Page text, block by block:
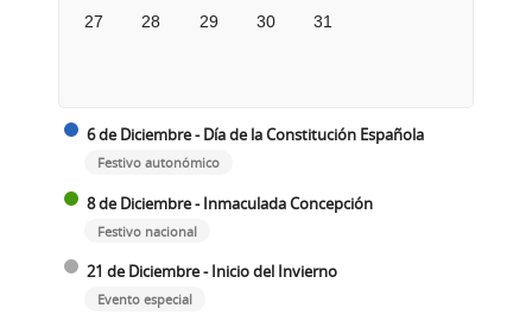
27 28 29 30 31
6 de Diciembre - Día de la Constitución Española
Festivo autonómico
8 de Diciembre - Inmaculada Concepción
Festivo nacional
21 de Diciembre - Inicio del Invierno
Evento especial